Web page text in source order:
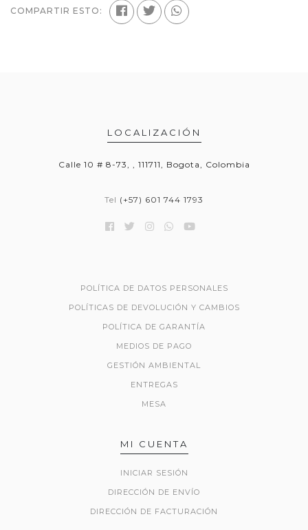
COMPARTIR ESTO:
LOCALIZACIÓN
Calle 10 # 8-73, , 111711, Bogota, Colombia
Tel (+57) 601 744 1793
POLÍTICA DE DATOS PERSONALES
POLÍTICAS DE DEVOLUCIÓN Y CAMBIOS
POLÍTICA DE GARANTÍA
MEDIOS DE PAGO
GESTIÓN AMBIENTAL
ENTREGAS
MESA
MI CUENTA
INICIAR SESIÓN
DIRECCIÓN DE ENVÍO
DIRECCIÓN DE FACTURACIÓN